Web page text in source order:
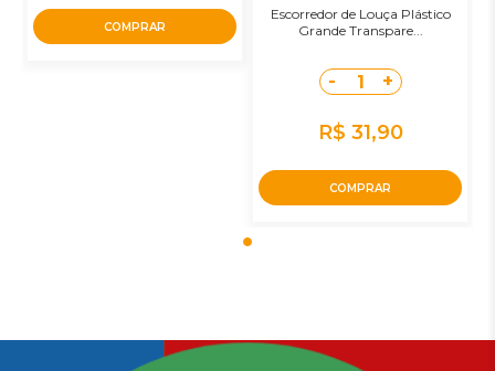
COMPRAR
Escorredor de Louça Plástico
Grande Transpare...
- 1 +
R$ 31,90
COMPRAR